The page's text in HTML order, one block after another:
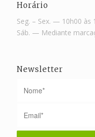
Horário
Seg. – Sex. — 10h00 às
Sáb. — Mediante
Newsletter